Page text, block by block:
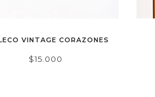
VINTAGE CORAZONES
$15.000